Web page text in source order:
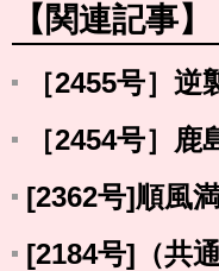
【関連記事】
［2455号］逆
［2454号］鹿
[2362号]順風
[2184号]（共